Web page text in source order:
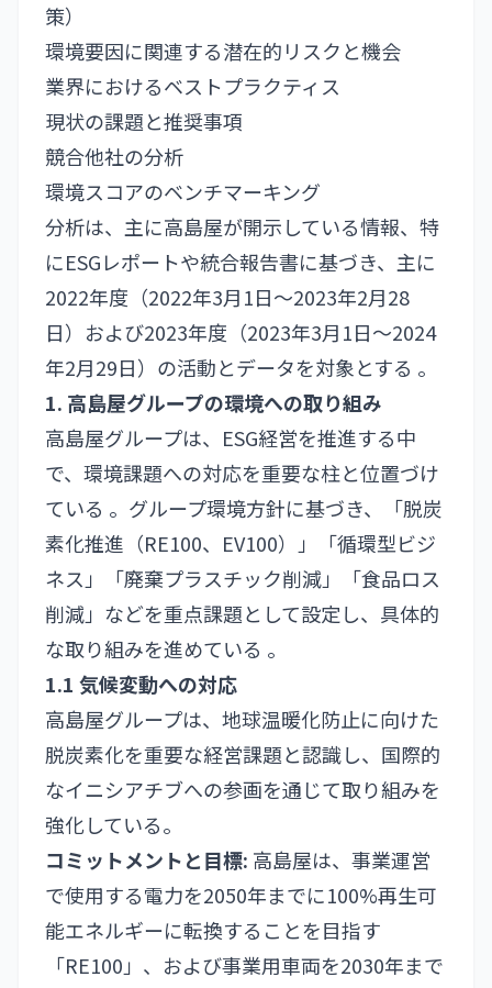
策）
環境要因に関連する潜在的リスクと機会
業界におけるベストプラクティス
現状の課題と推奨事項
競合他社の分析
環境スコアのベンチマーキング
分析は、主に高島屋が開示している情報、特
にESGレポートや統合報告書に基づき、主に
2022年度（2022年3月1日～2023年2月28
日）および2023年度（2023年3月1日～2024
年2月29日）の活動とデータを対象とする 。
1. 高島屋グループの環境への取り組み
高島屋グループは、ESG経営を推進する中
で、環境課題への対応を重要な柱と位置づけ
ている 。グループ環境方針に基づき、「脱炭
素化推進（RE100、EV100）」「循環型ビジ
ネス」「廃棄プラスチック削減」「食品ロス
削減」などを重点課題として設定し、具体的
な取り組みを進めている 。
1.1 気候変動への対応
高島屋グループは、地球温暖化防止に向けた
脱炭素化を重要な経営課題と認識し、国際的
なイニシアチブへの参画を通じて取り組みを
強化している。
コミットメントと目標: 高島屋は、事業運営
で使用する電力を2050年までに100%再生可
能エネルギーに転換することを目指す
「RE100」、および事業用車両を2030年まで